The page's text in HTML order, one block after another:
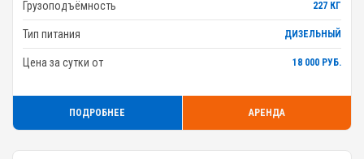
Грузоподъёмность 227 КГ
Тип питания ДИЗЕЛЬНЫЙ
Цена за сутки от 18 000 РУБ.
ПОДРОБНЕЕ АРЕНДА